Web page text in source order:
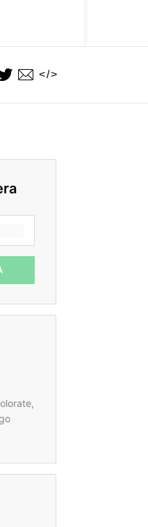
</>